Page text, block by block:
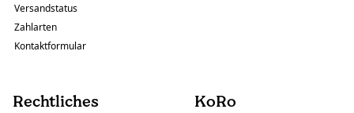
Versandstatus
Zahlarten
Kontaktformular
Rechtliches KoRo